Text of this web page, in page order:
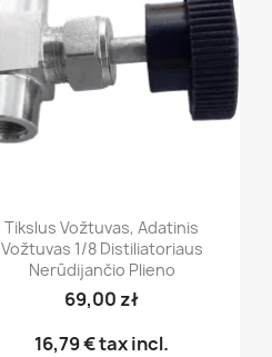
Greita peržiūra
Tikslus Vožtuvas, Adatinis
Vožtuvas 1/8 Distiliatoriaus
Nerūdijančio Plieno
69,00 zł
16,79 €tax incl.